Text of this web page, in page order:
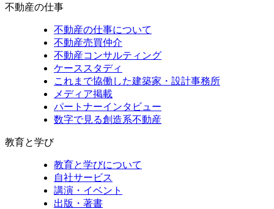
不動産の仕事
不動産の仕事について
不動産売買仲介
不動産コンサルティング
ケーススタディ
これまで協働した建築家・設計事務所
メディア掲載
パートナーインタビュー
数字で見る創造系不動産
教育と学び
教育と学びについて
自社サービス
講演・イベント
出版・著書